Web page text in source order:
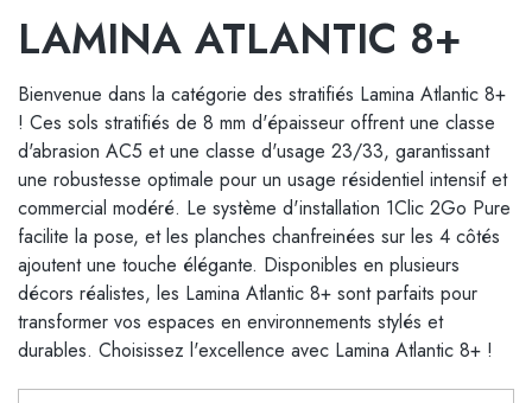
LAMINA ATLANTIC 8+
Bienvenue dans la catégorie des stratifiés Lamina Atlantic 8+
! Ces sols stratifiés de 8 mm d'épaisseur offrent une classe
d'abrasion AC5 et une classe d'usage 23/33, garantissant
une robustesse optimale pour un usage résidentiel intensif et
commercial modéré. Le système d'installation 1Clic 2Go Pure
facilite la pose, et les planches chanfreinées sur les 4 côtés
ajoutent une touche élégante. Disponibles en plusieurs
décors réalistes, les Lamina Atlantic 8+ sont parfaits pour
transformer vos espaces en environnements stylés et
durables. Choisissez l'excellence avec Lamina Atlantic 8+ !